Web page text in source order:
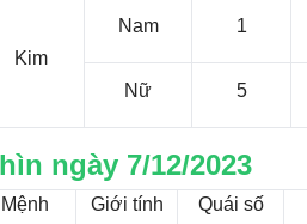
Kim
Nam 1
Nữ 5
ngày 7/12/2023
Mệnh Giới tính Quái số